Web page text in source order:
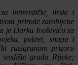
intimistički, lirski i
prirode zarobljene
je Darku Ivoševiću za
pokret, snagu i
razigranom prizoru
grada Rijeke;